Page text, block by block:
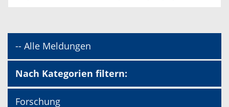
-- Alle Meldungen
Nach Kategorien filtern:
Forschung